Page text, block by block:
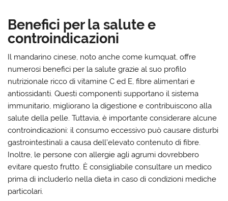
Benefici per la salute e
controindicazioni
Il mandarino cinese, noto anche come kumquat, offre
numerosi benefici per la salute grazie al suo profilo
nutrizionale ricco di vitamine C ed E, fibre alimentari e
antiossidanti. Questi componenti supportano il sistema
immunitario, migliorano la digestione e contribuiscono alla
salute della pelle. Tuttavia, è importante considerare alcune
controindicazioni: il consumo eccessivo può causare disturbi
gastrointestinali a causa dell’elevato contenuto di fibre.
Inoltre, le persone con allergie agli agrumi dovrebbero
evitare questo frutto. È consigliabile consultare un medico
prima di includerlo nella dieta in caso di condizioni mediche
particolari.